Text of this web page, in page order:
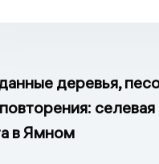
деревья,
в Ямном